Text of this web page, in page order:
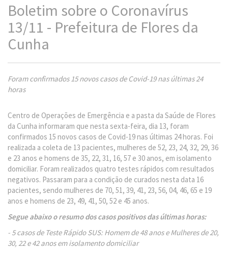
Boletim sobre o Coronavírus
13/11 - Prefeitura de Flores da
Cunha
Foram confirmados 15 novos casos de Covid-19 nas últimas 24
horas
Centro de Operações de Emergência e a pasta da Saúde de Flores
da Cunha informaram que nesta sexta-feira, dia 13, foram
confirmados 15 novos casos de Covid-19 nas últimas 24 horas. Foi
realizada a coleta de 13 pacientes, mulheres de 52, 23, 24, 32, 29, 36
e 23 anos e homens de 35, 22, 31, 16, 57 e 30 anos, em isolamento
domiciliar. Foram realizados quatro testes rápidos com resultados
negativos. Passaram para a condição de curados nesta data 16
pacientes, sendo mulheres de 70, 51, 39, 41, 23, 56, 04, 46, 65 e 19
anos e homens de 23, 49, 41, 50, 52 e 45 anos.
Segue abaixo o resumo dos casos positivos das últimas horas:
- 5 casos de Teste Rápido SUS: Homem de 48 anos e Mulheres de 20,
30, 22 e 42 anos em isolamento domiciliar